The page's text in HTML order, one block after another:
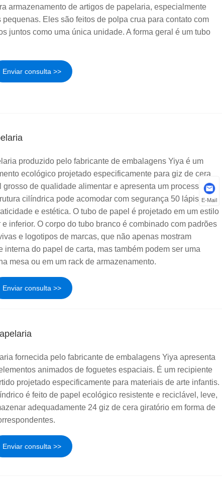
armazenamento de artigos de papelaria, especialmente
Eles são feitos de polpa crua para contato com
juntos como uma única unidade. A forma geral é um tubo
Enviar consulta >>
produzido pelo fabricante de embalagens Yiya é um
ecológico projetado especificamente para giz de cera
grosso de qualidade alimentar e apresenta um processo de
cilíndrica pode acomodar com segurança 50 lápis
e estética. O tubo de papel é projetado em um estilo
inferior. O corpo do tubo branco é combinado com padrões
e logotipos de marcas, que não apenas mostram
interna do papel de carta, mas também podem ser uma
mesa ou em um rack de armazenamento.
Enviar consulta >>
fornecida pelo fabricante de embalagens Yiya apresenta
animados de foguetes espaciais. É um recipiente
projetado especificamente para materiais de arte infantis.
é feito de papel ecológico resistente e reciclável, leve,
adequadamente 24 giz de cera giratório em forma de
Enviar consulta >>
E-Mail